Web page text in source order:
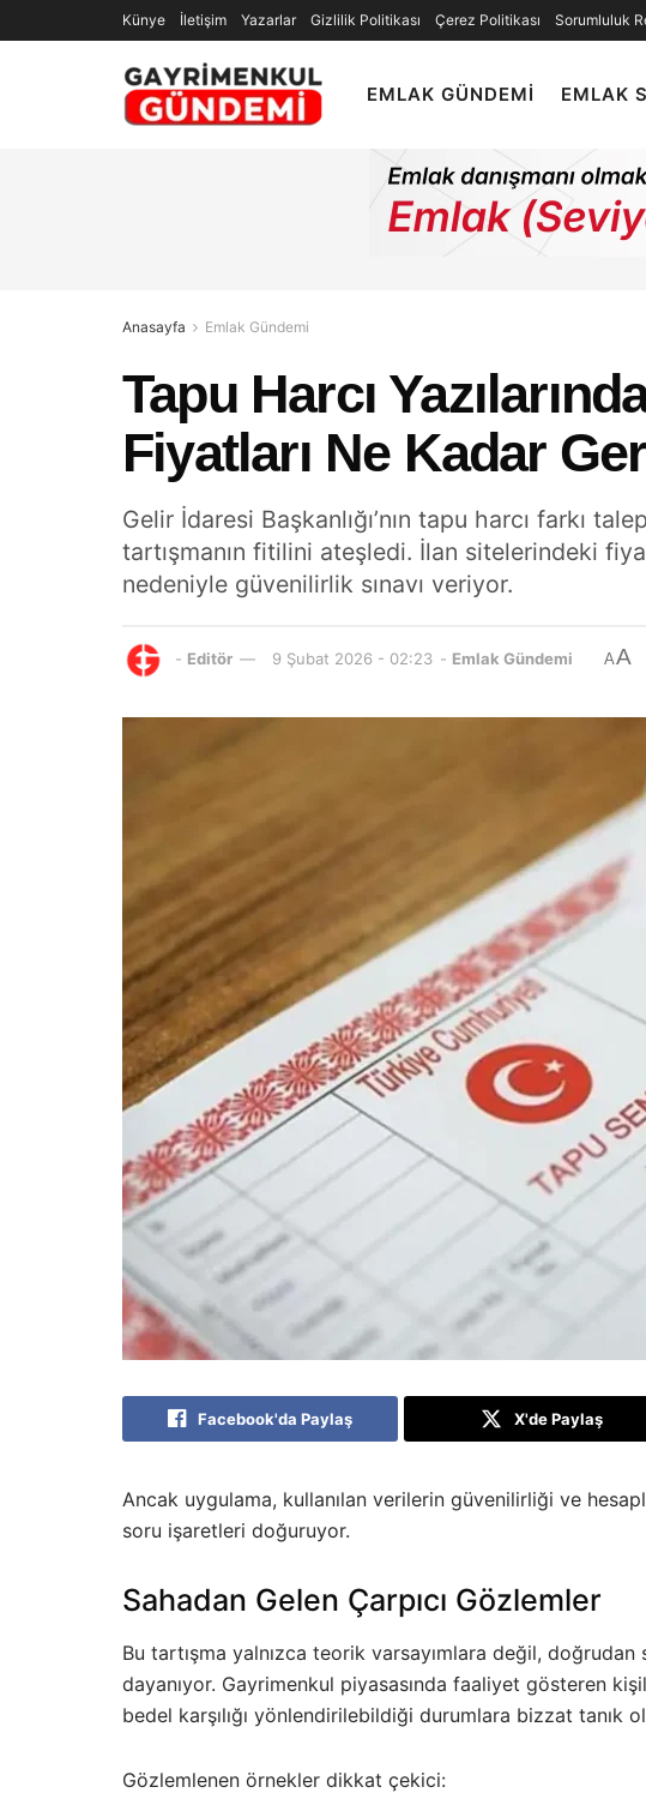
Künye İletişim Yazarlar Gizlilik Politikası Çerez Politikası Sorumluluk
EMLAK GÜNDEMI EMLAK
Anasayfa Emlak Gündemi
Tapu Harcı
Fiyatları Ne Kadar
Gelir İdaresi Başkanlığı’nın tapu harcı farkı
tartışmanın fitilini ateşledi. İlan sitelerindeki
nedeniyle güvenilirlik sınavı veriyor.
- Editör 9 Şubat 2026 - 02:23 - Emlak Gündemi AA
Facebook'da Paylaş X'de Paylaş
Ancak uygulama, kullanılan verilerin güvenilirliği ve
soru işaretleri doğuruyor.
Sahadan Gelen Çarpıcı Gözlemler
Bu tartışma yalnızca teorik varsayımlara değil, doğrudan
dayanıyor. Gayrimenkul piyasasında faaliyet gösteren
bedel karşılığı yönlendirilebildiği durumlara bizzat tanık
Gözlemlenen örnekler dikkat çekici: